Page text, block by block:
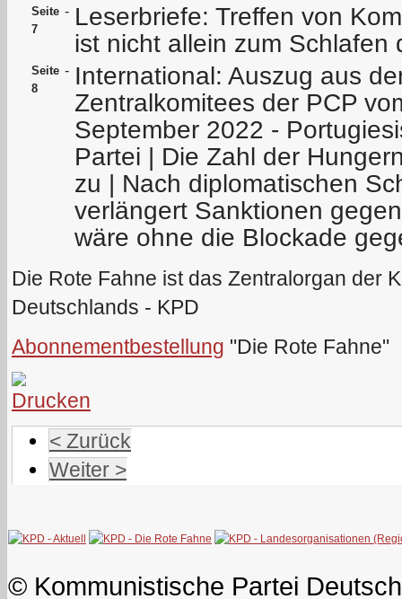
Seite
7
- Leserbriefe: Treffen von
ist nicht allein zum Schlafen
Seite
8
- International: Auszug aus
Zentralkomitees der PCP
September 2022 -
Partei | Die Zahl der
zu | Nach diplomatischen
verlängert Sanktionen
wäre ohne die Blockade
Die Rote Fahne ist das Zentralorgan der
Deutschlands - KPD
Abonnementbestellung "Die Rote Fahne"
< Zurück
Weiter >
© Kommunistische Partei